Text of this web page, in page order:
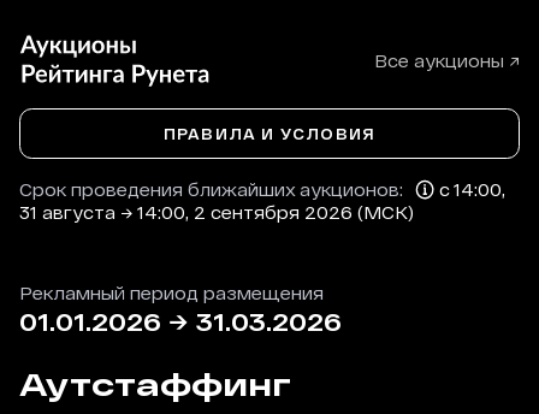
Все аукционы ↗
Срок проведения ближайших аукционов:
с 14:00,
31 августа → 14:00, 2 сентября 2026 (МСК)
ПРАВИЛА И УСЛОВИЯ
Рекламный период размещения
01.01.2026 → 31.03.2026
Аутстаффинг